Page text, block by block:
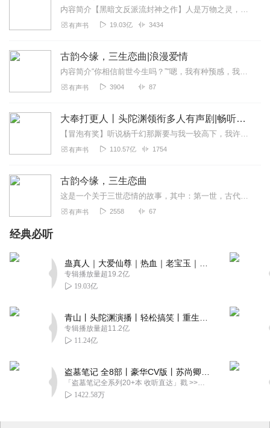
内容简介【黑暗文反派流封神之作】人是万物之灵，蛊是天地真精。一个穿越者不断重生的故事。一个养蛊、炼蛊、用蛊的奇特世界。配音组（男角色）老宝玉旁白...
有声书 19.03亿 3434
古韵今缘，三生恋曲|浪漫爱情
内容简介“你相信前世今生吗？”“嗯，我有种预感，我梦里的那些前世今生的故事，就藏在这座古镇里，我一定要找到答案。”“未知的街巷，每一扇紧闭的门扉、每一处古老的...
有声书 3904 87
大奉打更人丨头陀渊领衔多人有声剧|畅听全集|王鹤棣、田曦薇主演影视剧原著|卖报小郎君
【冒泡有奖】听说杨千幻那厮要与我一较高下，我许七安要开始装叉了！快进入声音播放页戳下方输入框，冒个泡偷偷告诉我，我要用哪些诗词才能胜过他？说得好的，有赏！202...
有声书 110.57亿 1754
古韵今缘，三生恋曲
这是一个关于三世恋情的故事，其中：第一世，古代的家族流放、雨中邂逅、棒打鸳鸯；第二世，民国的帮派纷争、乱世相救、遗憾别离；第三世，现代的文物风云、绝境携手、终成...
有声书 2558 67
经典必听
专辑播放量超19.2亿
19.03亿
专辑播放量超11.2亿
11.24亿
「盗墓笔记全系列20+本 收听直达」戳 >>改编自南派三叔同名作品，腾讯音乐娱乐集团出品，冠声文化制作，...
1422.58万